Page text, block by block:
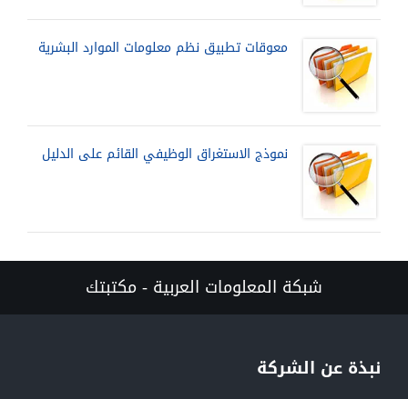
معوقات تطبيق نظم معلومات الموارد البشرية
نموذج الاستغراق الوظيفي القائم على الدليل
شبكة المعلومات العربية - مكتبتك
نبذة عن الشركة